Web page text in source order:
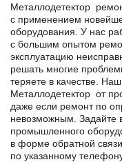
Металлодетектор
с применением
оборудования. У нас
с большим опытом
эксплуатацию
решать многие
теряете в качестве.
Металлодетектор от
даже если ремонт по
невозможным. Задайте
промышленного
в формe обратной
по указанному